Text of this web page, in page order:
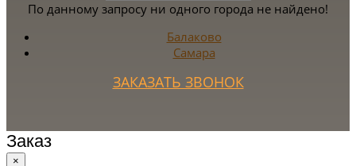
По данному запросу ни одного города не найдено!
Балаково
Самара
ЗАКАЗАТЬ ЗВОНОК
Заказ
×